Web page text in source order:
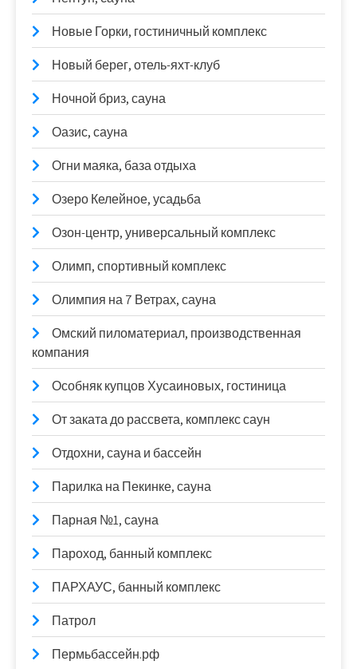
Новые Горки, гостиничный комплекс
Новый берег, отель-яхт-клуб
Ночной бриз, сауна
Оазис, сауна
Огни маяка, база отдыха
Озеро Келейное, усадьба
Озон-центр, универсальный комплекс
Олимп, спортивный комплекс
Олимпия на 7 Ветрах, сауна
Омский пиломатериал, производственная
компания
Особняк купцов Хусаиновых, гостиница
От заката до рассвета, комплекс саун
Отдохни, сауна и бассейн
Парилка на Пекинке, сауна
Парная №1, сауна
Пароход, банный комплекс
ПАРХАУС, банный комплекс
Патрол
Пермьбассейн.рф